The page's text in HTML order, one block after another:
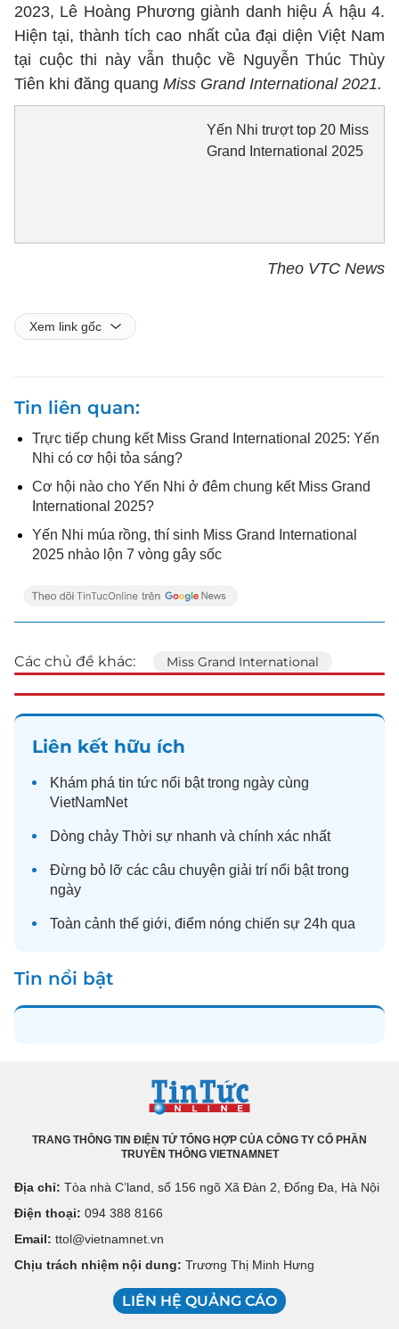
2023, Lê Hoàng Phương giành danh hiệu Á hậu 4.
Hiện tại, thành tích cao nhất của đại diện Việt Nam
tại cuộc thi này vẫn thuộc về Nguyễn Thúc Thùy
Tiên khi đăng quang Miss Grand International 2021.
Yến Nhi trượt top 20 Miss
Grand International 2025
Theo VTC News
Xem link gốc
Tin liên quan
Trực tiếp chung kết Miss Grand International 2025: Yến
Nhi có cơ hội tỏa sáng?
Cơ hội nào cho Yến Nhi ở đêm chung kết Miss Grand
International 2025?
Yến Nhi múa rồng, thí sinh Miss Grand International
2025 nhào lộn 7 vòng gây sốc
Các chủ đề khác: Miss Grand International
Liên kết hữu ích
Khám phá tin tức nổi bật trong ngày cùng
VietNamNet
Dòng chảy Thời sự nhanh và chính xác nhất
Đừng bỏ lỡ các câu chuyện giải trí nổi bật trong
ngày
Toàn cảnh thế giới, điểm nóng chiến sự 24h qua
Tin nổi bật
TRANG THÔNG TIN ĐIỆN TỬ TỔNG HỢP CỦA CÔNG TY CỔ PHẦN
TRUYỀN THÔNG VIETNAMNET
Địa chỉ: Tòa nhà C’land, số 156 ngõ Xã Đàn 2, Đống Đa, Hà Nội
Điện thoại: 094 388 8166
Email: ttol@vietnamnet.vn
Chịu trách nhiệm nội dung: Trương Thị Minh Hưng
LIÊN HỆ QUẢNG CÁO